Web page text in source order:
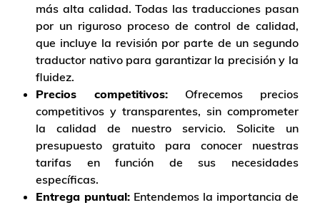
más alta calidad. Todas las traducciones pasan
por un riguroso proceso de control de calidad,
que incluye la revisión por parte de un segundo
traductor nativo para garantizar la precisión y la
fluidez.
Precios competitivos: Ofrecemos precios
competitivos y transparentes, sin comprometer
la calidad de nuestro servicio. Solicite un
presupuesto gratuito para conocer nuestras
tarifas en función de sus necesidades
específicas.
Entrega puntual: Entendemos la importancia de